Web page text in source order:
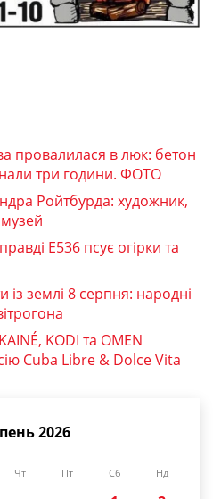
провалилася в люк: бетон
три години. ФОТО
Ройтбурда: художник,
Е536 псує огірки та
землі 8 серпня: народні
KODI та OMEN
Cuba Libre & Dolce Vita
2026
Чт Пт Сб Нд